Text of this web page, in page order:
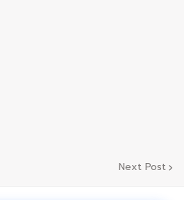
Next Post